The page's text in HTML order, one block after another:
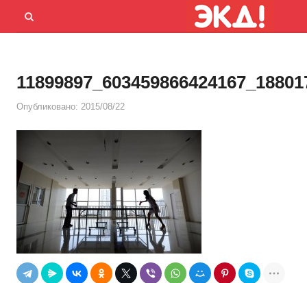
Menu
Открыть
Опубликовано: 2015/08/22